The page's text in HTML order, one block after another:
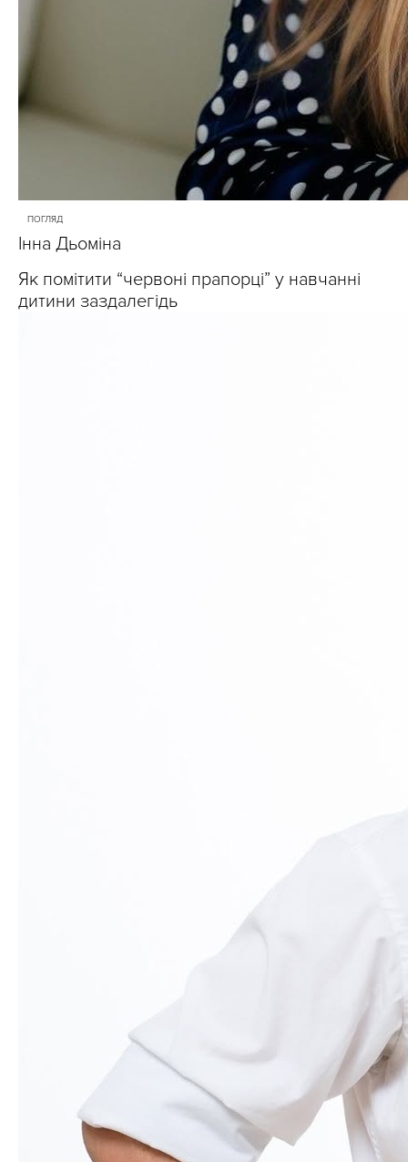
ПОГЛЯД
Інна Дьоміна
Як помітити “червоні прапорці” у навчанні
дитини заздалегідь